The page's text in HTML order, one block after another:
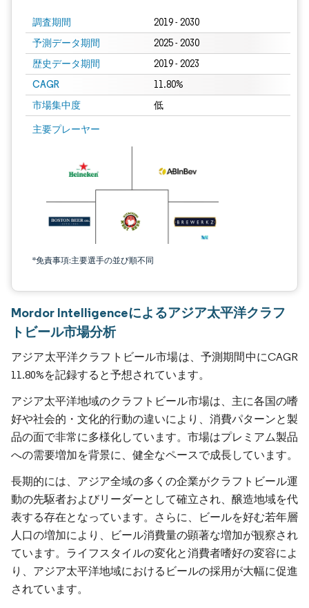
調査期間 2019 - 2030
予測データ期間 2025 - 2030
歴史データ期間 2019 - 2023
CAGR 11.80%
市場集中度 低
主要プレーヤー
*免責事項:主要選手の並び順不同
Mordor Intelligenceによるアジア太平洋クラフ
トビール市場分析
アジア太平洋クラフトビール市場は、予測期間中にCAGR
11.80%を記録すると予想されています。
アジア太平洋地域のクラフトビール市場は、主に各国の嗜
好や社会的・文化的行動の違いにより、消費パターンと製
品の面で非常に多様化しています。市場はプレミアム製品
への需要増加を背景に、健全なペースで成長しています。
長期的には、アジア全域の多くの企業がクラフトビール運
動の先駆者およびリーダーとして確立され、醸造地域を代
表する存在となっています。さらに、ビールを好む若年層
人口の増加により、ビール消費量の顕著な増加が観察され
ています。ライフスタイルの変化と消費者嗜好の変容によ
り、アジア太平洋地域におけるビールの採用が大幅に促進
されています。